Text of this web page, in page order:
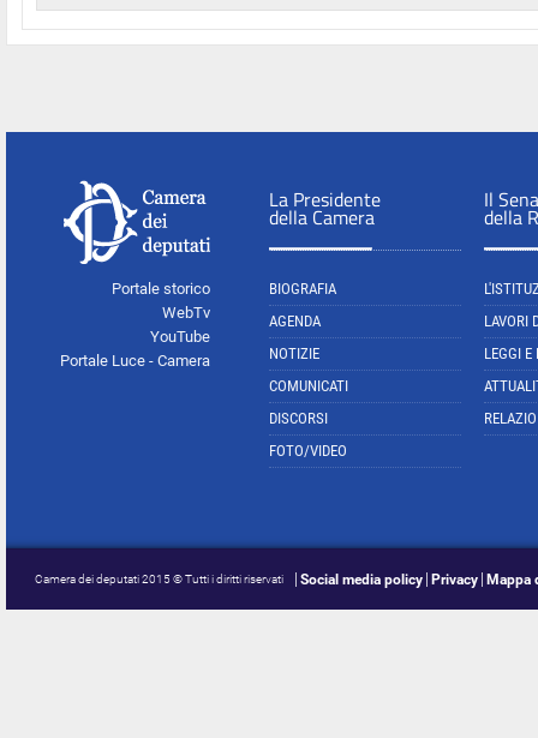
Portale storico
WebTv
YouTube
Portale Luce - Camera
La Presidente
della Camera
BIOGRAFIA
AGENDA
NOTIZIE
COMUNICATI
DISCORSI
FOTO/VIDEO
Il
della
LAVORI
LEGGI E
Camera dei deputati 2015 © Tutti i diritti riservati Social media policy Privacy Mappa